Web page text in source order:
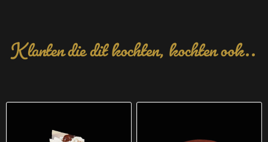
Klanten die dit kochten, kochten ook..